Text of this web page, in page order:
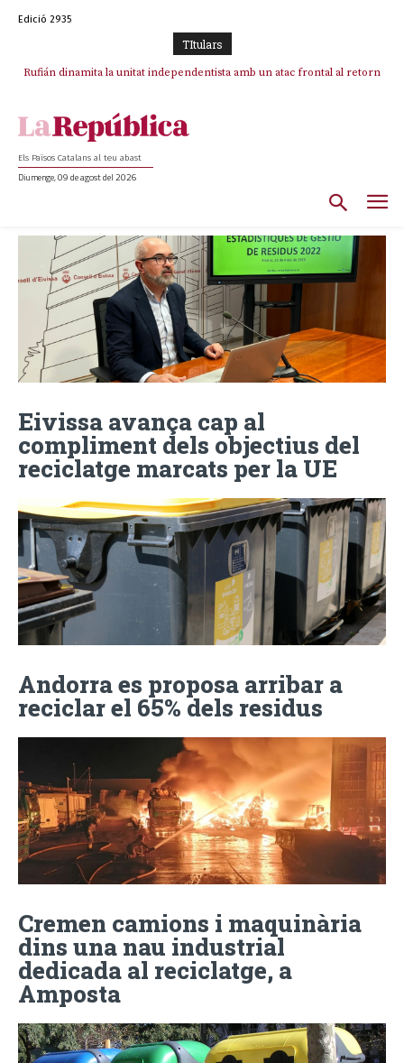
Edició 2935
TItulars
Rufián dinamita la unitat independentista amb un atac frontal al retorn
Els Països Catalans al teu abast
Diumenge, 09 de agost del 2026
Eivissa avança cap al
compliment dels objectius del
reciclatge marcats per la UE
Andorra es proposa arribar a
reciclar el 65% dels residus
Cremen camions i maquinària
dins una nau industrial
dedicada al reciclatge, a
Amposta